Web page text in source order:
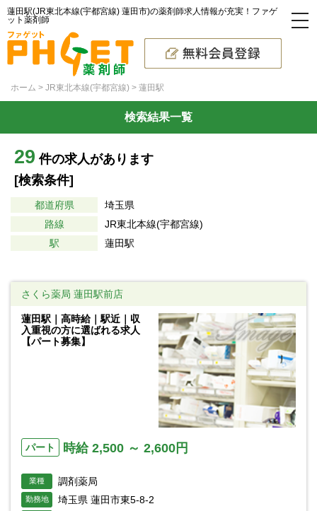
蓮田駅(JR東北本線(宇都宮線) 蓮田市)の薬剤師求人情報が充実！ファゲ
ット薬剤師
ホーム JR東北本線(宇都宮線) 蓮田駅
検索結果一覧
29 件の求人があります
[検索条件]
都道府県
埼玉県
路線
JR東北本線(宇都宮線)
駅
蓮田駅
さくら薬局 蓮田駅前店
蓮田駅｜高時給｜駅近｜収
入重視の方に選ばれる求人
【パート募集】
パート 時給 2,500 ～ 2,600円
業種 調剤薬局
勤務地 埼玉県 蓮田市東5-8-2